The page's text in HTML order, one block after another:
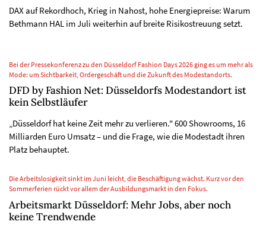
DAX auf Rekordhoch, Krieg in Nahost, hohe Energiepreise: Warum
Bethmann HAL im Juli weiterhin auf breite Risikostreuung setzt.
Bei der Pressekonferenz zu den Düsseldorf Fashion Days 2026 ging es um mehr als
Mode: um Sichtbarkeit, Ordergeschäft und die Zukunft des Modestandorts.
DFD by Fashion Net: Düsseldorfs Modestandort ist
kein Selbstläufer
„Düsseldorf hat keine Zeit mehr zu verlieren." 600 Showrooms, 16
Milliarden Euro Umsatz – und die Frage, wie die Modestadt ihren
Platz behauptet.
Die Arbeitslosigkeit sinkt im Juni leicht, die Beschäftigung wächst. Kurz vor den
Sommerferien rückt vor allem der Ausbildungsmarkt in den Fokus.
Arbeitsmarkt Düsseldorf: Mehr Jobs, aber noch
keine Trendwende